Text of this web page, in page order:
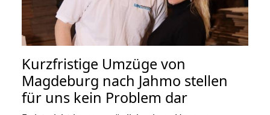
Kurzfristige Umzüge von
Magdeburg nach Jahmo stellen
für uns kein Problem dar